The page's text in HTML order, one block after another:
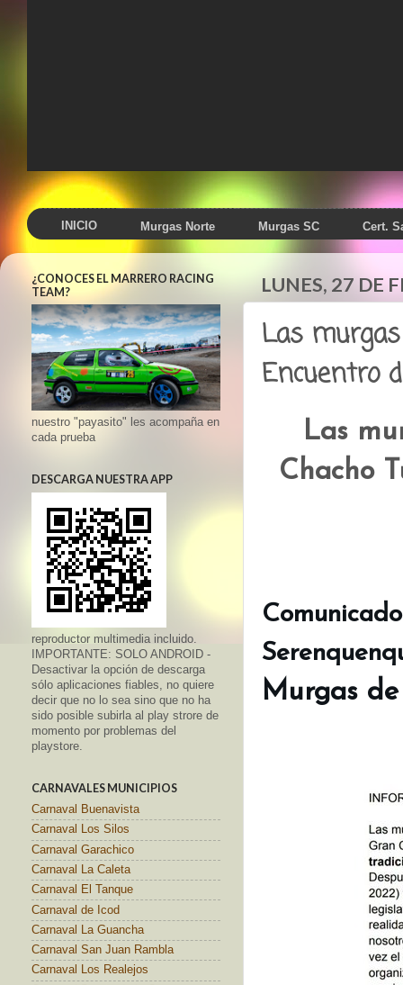
INICIO Murgas Norte Murgas SC Cert.
LUNES, 27 DE
Las
Encuentro
Las
Chacho
Murgas
¿CONOCES EL MARRERO RACING
TEAM?
nuestro "payasito" les acompaña en
cada prueba
DESCARGA NUESTRA APP
reproductor multimedia incluido.
IMPORTANTE: SOLO ANDROID -
Desactivar la opción de descarga
sólo aplicaciones fiables, no quiere
decir que no lo sea sino que no ha
sido posible subirla al play strore de
momento por problemas del
playstore.
CARNAVALES MUNICIPIOS
Carnaval Buenavista
Carnaval Los Silos
Carnaval Garachico
Carnaval La Caleta
Carnaval El Tanque
Carnaval de Icod
Carnaval La Guancha
Carnaval San Juan Rambla
Carnaval Los Realejos